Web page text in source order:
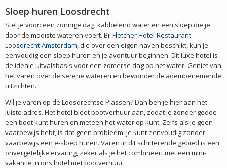
Sloep huren Loosdrecht
Stel je voor: een zonnige dag, kabbelend water en een sloep die je
door de mooiste wateren voert. Bij Fletcher Hotel-Restaurant
Loosdrecht-Amsterdam, die over een eigen haven beschikt, kun je
eenvoudig een sloep huren en je avontuur beginnen. Dit luxe hotel is
de ideale uitvalsbasis voor een zomerse dag op het water. Geniet van
het varen over de serene wateren en bewonder de adembenemende
uitzichten.
Wil je varen op de Loosdrechtse Plassen? Dan ben je hier aan het
juiste adres. Het hotel biedt bootverhuur aan, zodat je zonder gedoe
een boot kunt huren en meteen het water op kunt. Zelfs als je geen
vaarbewijs hebt, is dat geen probleem. Je kunt eenvoudig zonder
vaarbewijs een e-sloep huren. Varen in dit schitterende gebied is een
onvergetelijke ervaring, zeker als je het combineert met een mini-
vakantie in ons hotel met bootverhuur.